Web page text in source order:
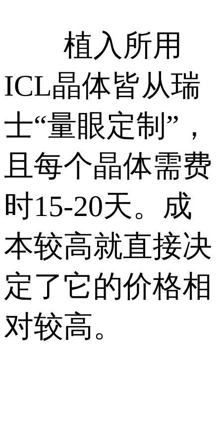
植入所用
ICL晶体皆从瑞
士“量眼定制”，
且每个晶体需费
时15-20天。成
本较高就直接决
定了它的价格相
对较高。